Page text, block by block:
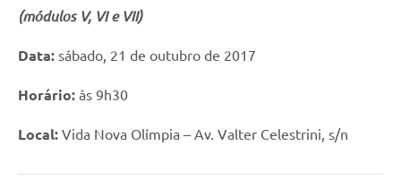
(módulos V, VI e VII)
Data: sábado, 21 de outubro de 2017
Horário: às 9h30
Local: Vida Nova Olímpia – Av. Valter Celestrini, s/n